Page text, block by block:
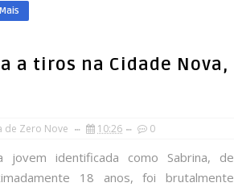
a tiros na Cidade Nova,
de Zero Nove 10:26 0
jovem identificada como Sabrina, de
18 anos, foi brutalmente